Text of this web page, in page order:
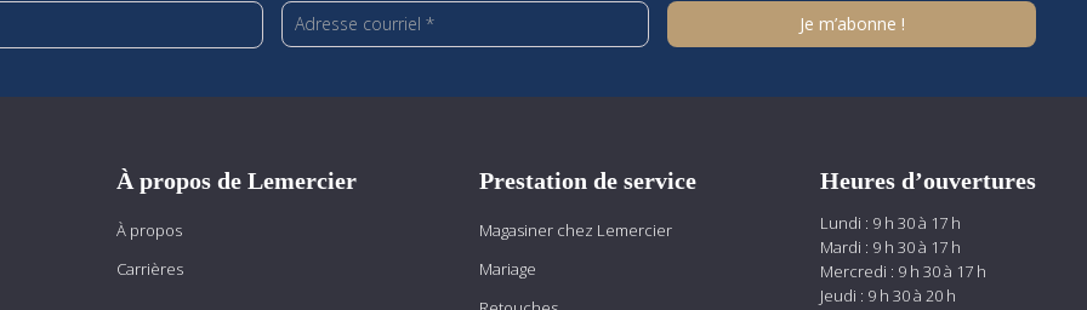
À propos de Lemercier
À propos
Carrières
Prestation de service
Magasiner chez Lemercier
Mariage
Heures d’ouvertures
Lundi : 9 h 30 à 17 h
Mardi : 9 h 30 à 17 h
Mercredi : 9 h 30 à 17 h
Jeudi : 9 h 30 à 20 h